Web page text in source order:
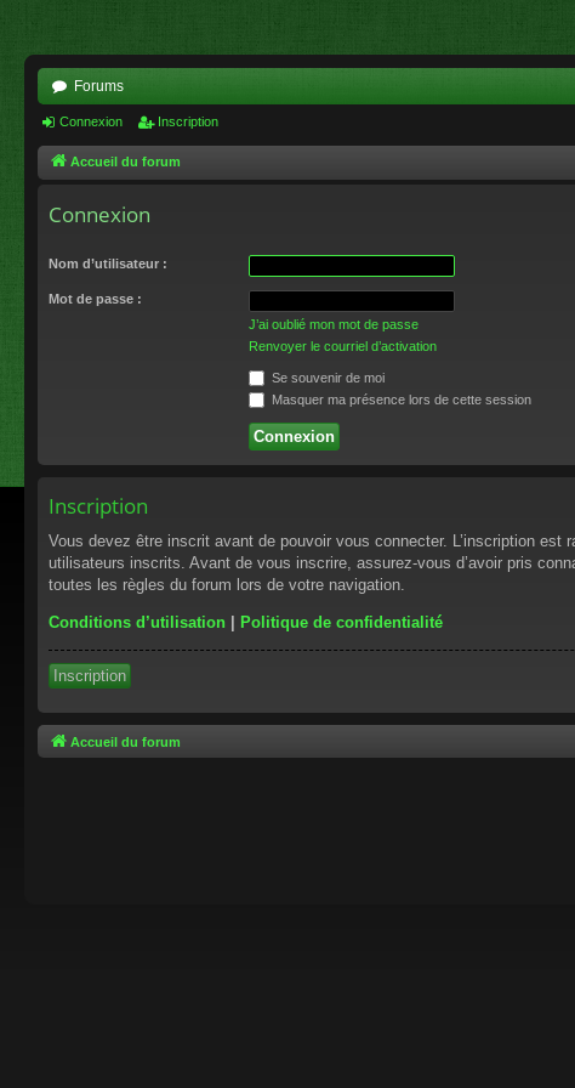
Forums
Connexion Inscription
Accueil du forum
Connexion
Nom d’utilisateur :
Mot de passe :
J’ai oublié mon mot de passe
Renvoyer le courriel d’activation
Se souvenir de moi
Masquer ma présence lors de cette session
Inscription
Vous devez être inscrit avant de pouvoir vous connecter. L’inscription
utilisateurs inscrits. Avant de vous inscrire, assurez-vous d’avoir pris
toutes les règles du forum lors de votre navigation.
Conditions d’utilisation | Politique de confidentialité
Inscription
Accueil du forum